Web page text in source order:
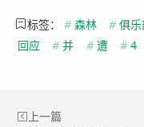
标签： # 森林 # 俱
回应
# 并 # 遭 # 4
上一篇